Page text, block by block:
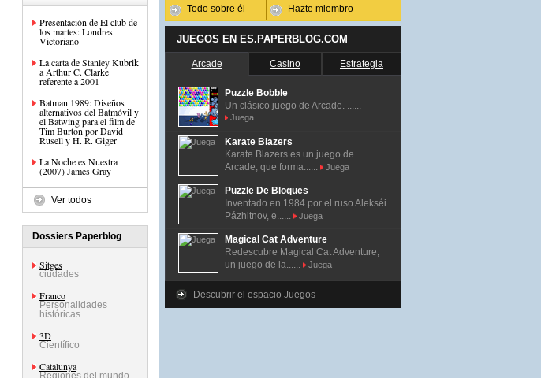
Presentación de El club de
los martes: Londres
Victoriano
La carta de Stanley Kubrik
a Arthur C. Clarke
referente a 2001
Batman 1989: Diseños
alternativos del Batmóvil y
el Batwing para el film de
Tim Burton por David
Rusell y H. R. Giger
La Noche es Nuestra
(2007) James Gray
Ver todos
Dossiers Paperblog
Sitges
ciudades
Franco
Personalidades
históricas
3D
Científico
Catalunya
Regiones del mundo
Todo sobre él Hazte miembro
JUEGOS EN ES.PAPERBLOG.COM
Arcade Casino Estrategia
Puzzle Bobble
Un clásico juego de Arcade. ......
Juega
Karate Blazers
Karate Blazers es un juego de
Arcade, que forma......
Juega
Puzzle De Bloques
Inventado en 1984 por el ruso Alekséi
Pázhitnov, e......
Juega
Magical Cat Adventure
Redescubre Magical Cat Adventure,
un juego de la......
Juega
Descubrir el espacio Juegos